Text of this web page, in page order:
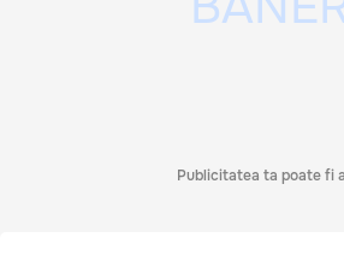
Publicitatea ta poate fi